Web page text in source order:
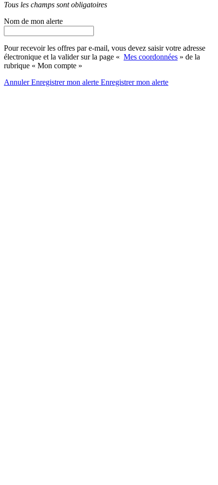
Tous les champs sont obligatoires
Nom de mon alerte
Pour recevoir les offres par e-mail, vous devez saisir votre adresse
électronique et la valider sur la page « Mes coordonnées » de la
rubrique « Mon compte »
AnnulerEnregistrer mon alerte Enregistrermon alerte